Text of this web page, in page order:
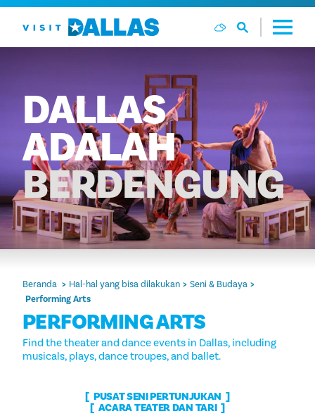
Langsung ke isi
DALLAS
ADALAH
BERDENGUNG
Beranda Hal-hal yang bisa dilakukan
Seni & Budaya
Performing Arts
PERFORMING ARTS
Find the theater and dance events in Dallas, including
musicals, plays, dance troupes, and ballet.
PUSAT SENI PERTUNJUKAN
ACARA TEATER DAN TARI